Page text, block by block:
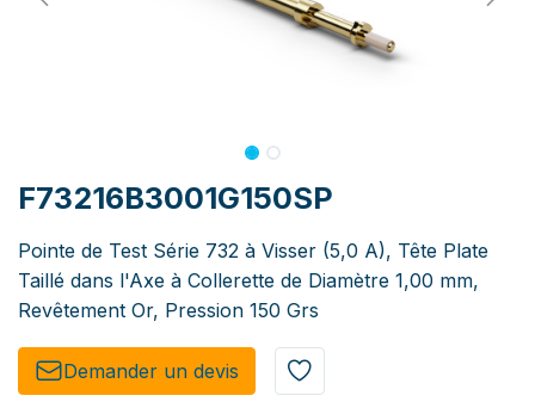
F73216B3001G150SP
Pointe de Test Série 732 à Visser (5,0 A), Tête Plate
Taillé dans l'Axe à Collerette de Diamètre 1,00 mm,
Revêtement Or, Pression 150 Grs
Demander un de​​vis​​